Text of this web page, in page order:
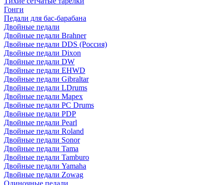
Гонги
Педали для бас-барабана
Двойные педали
Двойные педали Brahner
Двойные педали DDS (Россия)
Двойные педали Dixon
Двойные педали DW
Двойные педали EHWD
Двойные педали Gibraltar
Двойные педали LDrums
Двойные педали Mapex
Двойные педали PC Drums
Двойные педали PDP
Двойные педали Pearl
Двойные педали Roland
Двойные педали Sonor
Двойные педали Tama
Двойные педали Tamburo
Двойные педали Yamaha
Двойные педали Zowag
Одиночные педали